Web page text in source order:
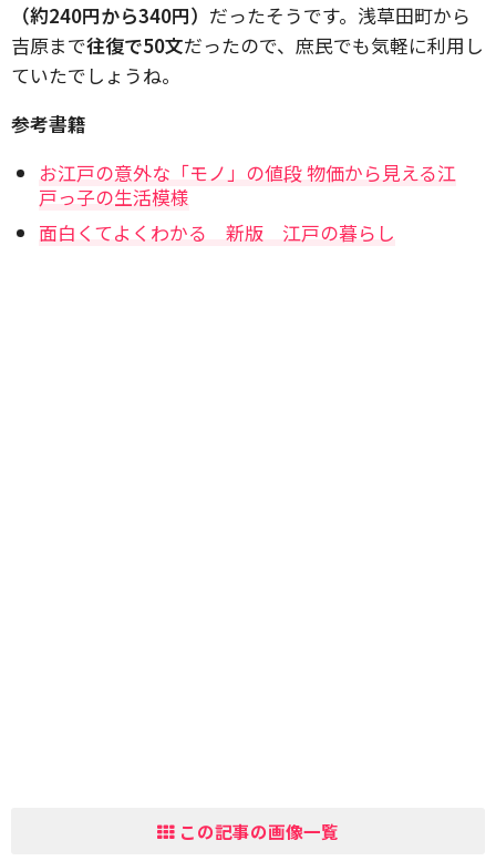
（約240円から340円） だったそうです。浅草田町から
吉原まで往復で50文だったので、庶民でも気軽に利用し
ていたでしょうね。
参考書籍
お江戸の意外な「モノ」の値段 物価から見える江
戸っ子の生活模様
面白くてよくわかる 新版 江戸の暮らし
この記事の画像一覧